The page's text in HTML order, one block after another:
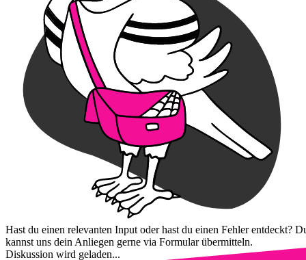
Hast du einen relevanten Input oder hast du einen Fehler entdeckt?
kannst uns dein Anliegen gerne via Formular übermitteln.
Diskussion wird geladen...